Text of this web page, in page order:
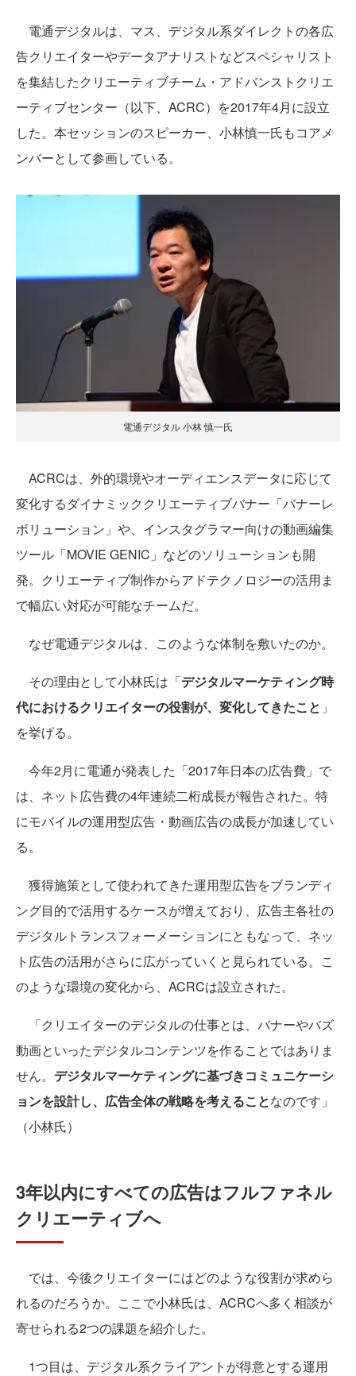
電通デジタルは、マス、デジタル系ダイレクトの各広
告クリエイターやデータアナリストなどスペシャリスト
を集結したクリエーティブチーム・アドバンストクリエ
ーティブセンター（以下、ACRC）を2017年4月に設立
した。本セッションのスピーカー、小林慎一氏もコアメ
ンバーとして参画している。
電通デジタル 小林 慎一氏
ACRCは、外的環境やオーディエンスデータに応じて
変化するダイナミッククリエーティブバナー「バナーレ
ボリューション」や、インスタグラマー向けの動画編集
ツール「MOVIE GENIC」などのソリューションも開
発。クリエーティブ制作からアドテクノロジーの活用ま
で幅広い対応が可能なチームだ。
なぜ電通デジタルは、このような体制を敷いたのか。
その理由として小林氏は「デジタルマーケティング時
代におけるクリエイターの役割が、変化してきたこと 」
を挙げる。
今年2月に電通が発表した「2017年日本の広告費」で
は、ネット広告費の4年連続二桁成長が報告された。特
にモバイルの運用型広告・動画広告の成長が加速してい
る。
獲得施策として使われてきた運用型広告をブランディ
ング目的で活用するケースが増えており、広告主各社の
デジタルトランスフォーメーションにともなって、ネッ
ト広告の活用がさらに広がっていくと見られている。こ
のような環境の変化から、ACRCは設立された。
「クリエイターのデジタルの仕事とは、バナーやバズ
動画といったデジタルコンテンツを作ることではありま
せん。 デジタルマーケティングに基づきコミュニケーシ
ョンを設計し、広告全体の戦略を考えることなのです」
（小林氏）
3年以内にすべての広告はフルファネル
クリエーティブへ
では、今後クリエイターにはどのような役割が求めら
れるのだろうか。ここで小林氏は、ACRCへ多く相談が
寄せられる2つの課題を紹介した。
1つ目は、デジタル系クライアントが得意とする運用